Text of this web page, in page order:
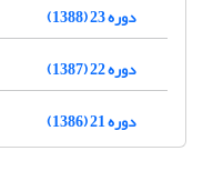
دوره 23 (1388)
دوره 22 (1387)
دوره 21 (1386)